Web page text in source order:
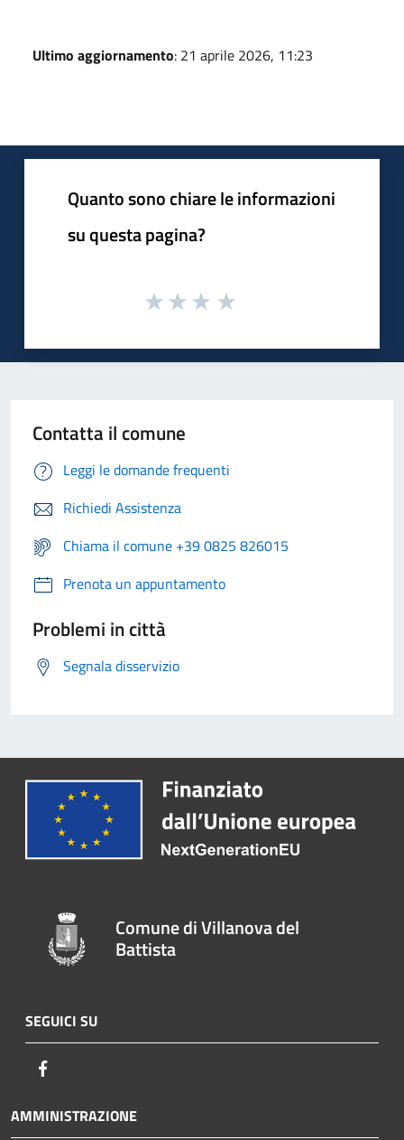
Ultimo aggiornamento: 21 aprile 2026, 11:23
Quanto sono chiare le informazioni
su questa pagina?
Contatta il comune
Leggi le domande frequenti
Richiedi Assistenza
Chiama il comune +39 0825 826015
Prenota un appuntamento
Problemi in città
Segnala disservizio
Comune di Villanova del
Battista
SEGUICI SU
AMMINISTRAZIONE